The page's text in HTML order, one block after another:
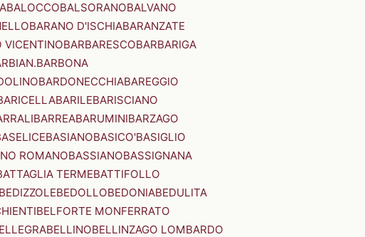
BALOCCOBALSORANOBALVANO
BARANO D'ISCHIABARANZATE
VICENTINOBARBARESCOBARBARIGA
BARBONA
BARDONECCHIABAREGGIO
BARILEBARISCIANO
BARREABARUMINIBARZAGO
BASIANOBASICO'BASIGLIO
ROMANOBASSIANOBASSIGNANA
TERMEBATTIFOLLO
BEDIZZOLEBEDOLLOBEDONIABEDULITA
BELFORTE MONFERRATO
BELLINOBELLINZAGO LOMBARDO